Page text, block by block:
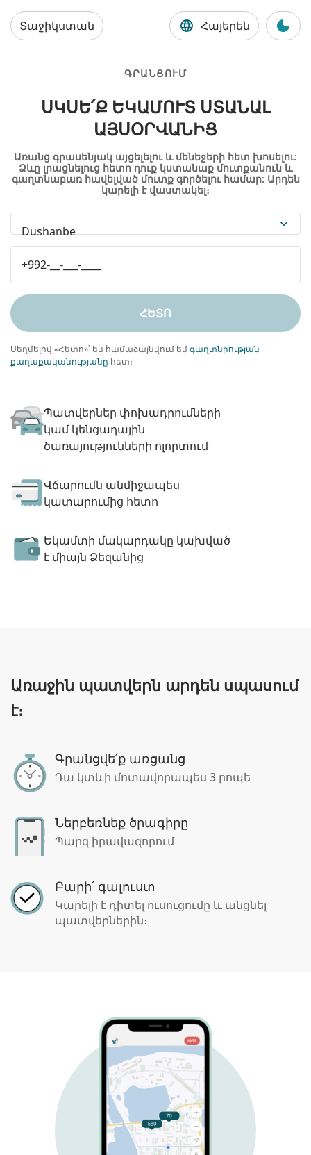
Տաջիկստան Հայերեն
ԳՐԱՆՑՈՒՄ
ՍԿՍԵ՛Ք ԵԿԱՄՈՒՏ ՍՏԱՆԱԼ
ԱՅՍՕՐՎԱՆԻՑ
Առանց գրասենյակ այցելելու և մենեջերի հետ խոսելու:
Ձևը լրացնելուց հետո դուք կստանաք մուտքանուն և
գաղտնաբառ հավելված մուտք գործելու համար: Արդեն
կարելի է վաստակել։
Dushanbe
ՀԵՏՈ
Սեղմելով «Հետո»՝ ես համաձայնվում եմգաղտնիության
քաղաքականությանը հետ։
Պատվերներ փոխադրումների
կամ կենցաղային
ծառայությունների ոլորտում
Վճարումն անմիջապես
կատարումից հետո
Եկամտի մակարդակը կախված
է միայն Ձեզանից
Առաջին պատվերն արդեն սպասում
է։
Գրանցվե՛ք առցանց
Դա կտևի մոտավորապես 3 րոպե
Ներբեռնեք ծրագիրը
Պարզ իրավազորում
Բարի՛ գալուստ
Կարելի է դիտել ուսուցումը և անցնել
պատվերներին։